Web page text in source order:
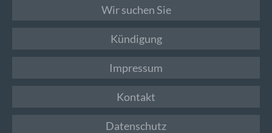
Wir suchen Sie
Kündigung
Impressum
Kontakt
Datenschutz